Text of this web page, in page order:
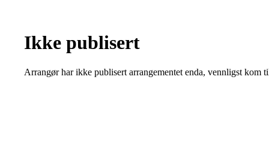
Ikke publisert
Arrangør har ikke publisert arrangementet enda, vennligst kom